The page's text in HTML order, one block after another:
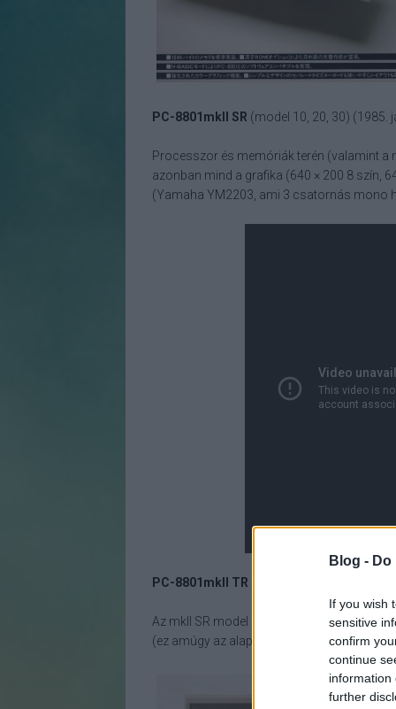
Blog -
If you wish
sensitive
confirm
continue
information
further
PC-8801mkII SR (model 10, 20, 30) (1985.
Processzor és memóriák terén (valamint a
azonban mind a grafika (640 × 200 8 szín,
(Yamaha YM2203, ami 3 csatornás mono
PC-8801mkII TR
Az mkII SR model 30-assal azonosnak
(ez amúgy az alapmodeltől kb. 11%-kal volt